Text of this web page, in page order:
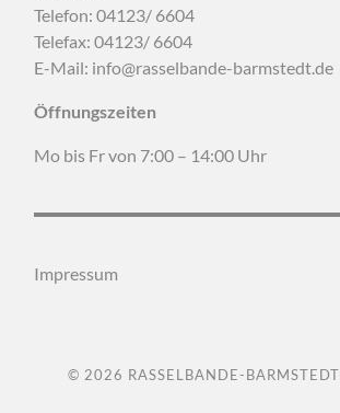
Telefon: 04123/ 6604
Telefax: 04123/ 6604
E-Mail: info@rasselbande-barmstedt.de
Öffnungszeiten
Mo bis Fr von 7:00 – 14:00 Uhr
Impressum
© 2026 RASSELBANDE-BARMSTEDT